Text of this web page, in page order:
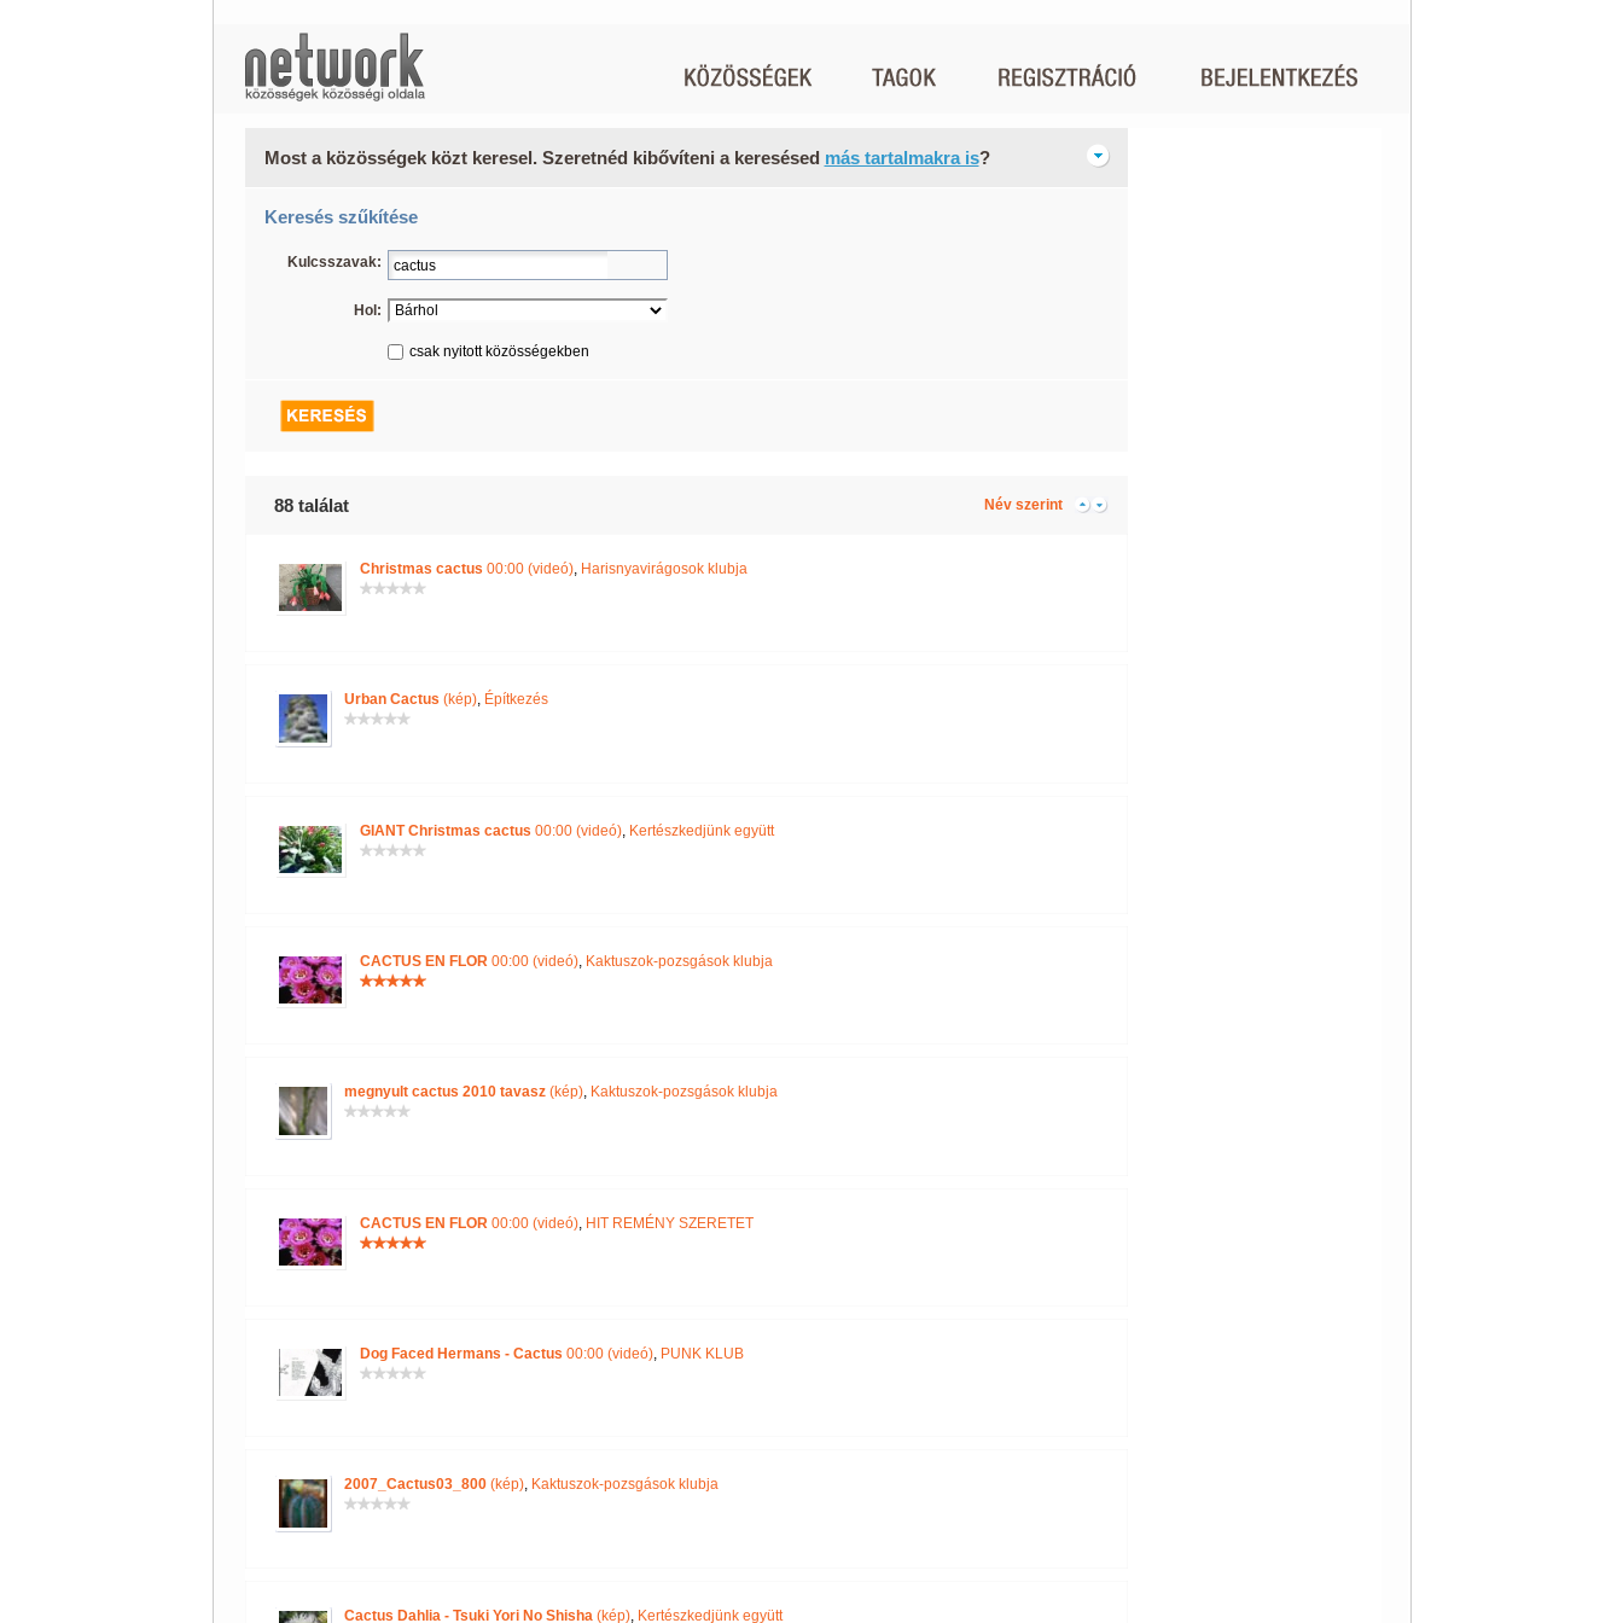
Most a közösségek közt keresel. Szeretnéd kibővíteni a keresésed más tartalmakra is?
Keresés szűkítése
Kulcsszavak:
Hol:
csak nyitott közösségekben
88 találat Név szerint
Christmas cactus 00:00 (videó), Harisnyavirágosok klubja
Urban Cactus (kép), Építkezés
GIANT Christmas cactus 00:00 (videó), Kertészkedjünk együtt
CACTUS EN FLOR00:00 (videó), Kaktuszok-pozsgások klubja
megnyult cactus 2010 tavasz(kép), Kaktuszok-pozsgások klubja
CACTUS EN FLOR00:00 (videó), HIT REMÉNY SZERETET
Dog Faced Hermans - Cactus 00:00 (videó), PUNK KLUB
2007_Cactus03_800(kép), Kaktuszok-pozsgások klubja
Cactus Dahlia - Tsuki Yori No Shisha(kép), Kertészkedjünk együtt